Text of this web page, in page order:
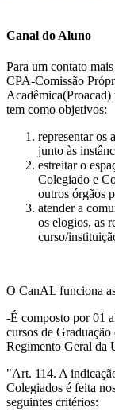
Canal do Aluno
Para um contato
CPA-Comissão
tem como objetivos:
representar os
junto às
estreitar o
Colegiado e
outros órgãos
atender a
os elogios, as
curso/
O CanAL funciona
-É composto por 01
cursos de
Regimento Geral da
"Art. 114. A
Colegiados é feita
seguintes critérios: